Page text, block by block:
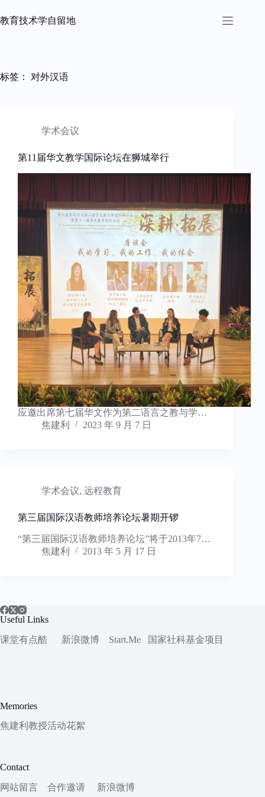
过
教育技术学自留地
标签： 对外汉语
学术会议
第11届华文教学国际论坛在狮城举行
应邀出席第七届华文作为第二语言之教与学…
焦建利
2023 年 9 月 7 日
学术会议, 远程教育
第三届国际汉语教师培养论坛暑期开锣
“第三届国际汉语教师培养论坛”将于2013年7…
焦建利
2013 年 5 月 17 日
Useful Links
课堂有点酷
新浪微博 Start.Me 国家社科基金项目
Memories
焦建利教授活动花絮
Contact
网站留言
合作邀请 新浪微博